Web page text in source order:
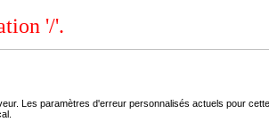
'/'.
Les paramètres d'erreur personnalisés actuels pour